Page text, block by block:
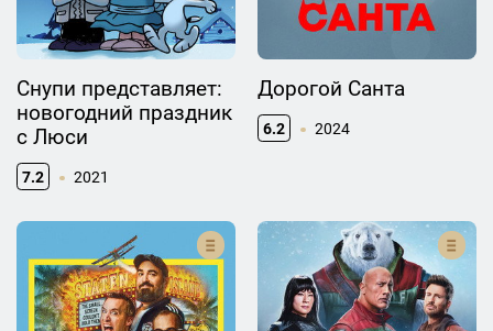
Снупи представляет:
новогодний праздник
с Люси
7.2 2021
Дорогой Санта
6.2 2024